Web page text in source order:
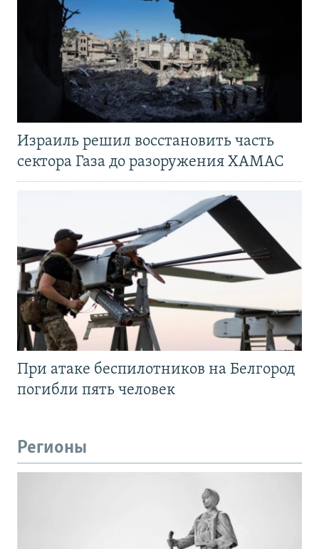
Израиль решил восстановить часть
сектора Газа до разоружения ХАМАС
При атаке беспилотников на Белгород
погибли пять человек
Регионы